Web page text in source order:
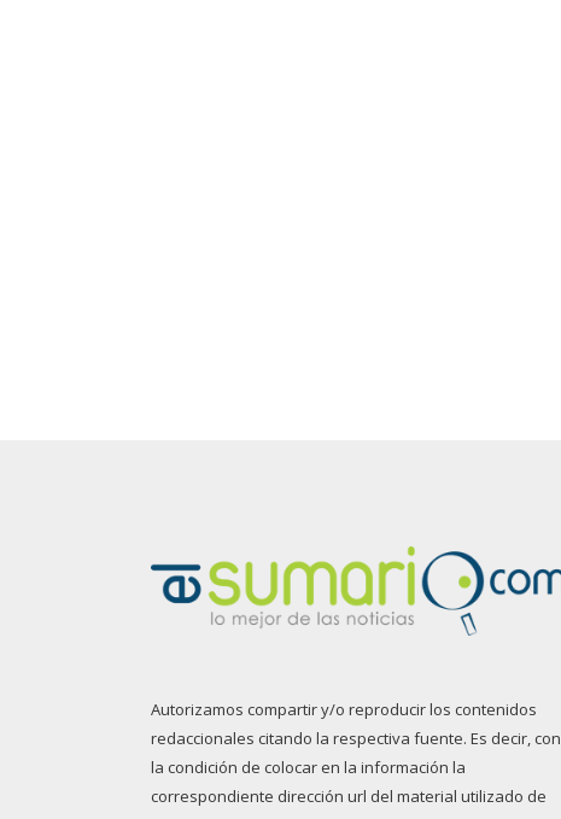
Autorizamos compartir y/o reproducir los contenidos
redaccionales citando la respectiva fuente. Es decir, con
la condición de colocar en la información la
correspondiente dirección url del material utilizado de